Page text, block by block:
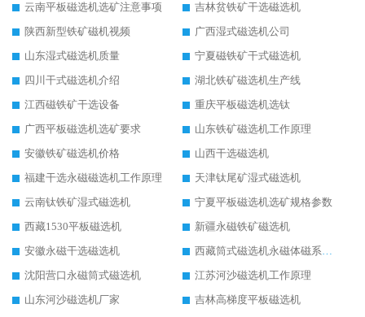
云南平板磁选机选矿注意事项
吉林贫铁矿干选磁选机
陕西新型铁矿磁机视频
广西湿式磁选机公司
山东湿式磁选机质量
宁夏磁铁矿干式磁选机
四川干式磁选机介绍
湖北铁矿磁选机生产线
江西磁铁矿干选设备
重庆平板磁选机选钛
广西平板磁选机选矿要求
山东铁矿磁选机工作原理
安徽铁矿磁选机价格
山西干选磁选机
福建干选永磁磁选机工作原理
天津钛尾矿湿式磁选机
云南钛铁矿湿式磁选机
宁夏平板磁选机选矿规格参数
西藏1530平板磁选机
新疆永磁铁矿磁选机
安徽永磁干选磁选机
西藏筒式磁选机永磁体磁系设计
沈阳营口永磁筒式磁选机
江苏河沙磁选机工作原理
山东河沙磁选机厂家
吉林高梯度平板磁选机